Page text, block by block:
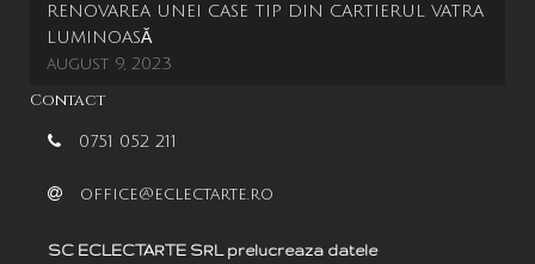
RENOVAREA UNEI CASE TIP DIN CARTIERUL VATRA
LUMINOASĂ
august 9, 2023
Contact
0751 052 211
office@eclectarte.ro
SC ECLECTARTE SRL prelucreaza datele